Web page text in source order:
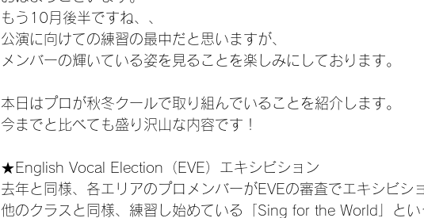
もう10月後半ですね、、
公演に向けての練習の最中だと思いますが、
メンバーの輝いている姿を見ることを楽しみにしております。
本日はプロが秋冬クールで取り組んでいることを紹介します。
今までと比べても盛り沢山な内容です！
★English Vocal Election（EVE）エキシビション
去年と同様、各エリアのプロメンバーがEVEの審査でエキシビシ
他のクラスと同様、練習し始めている「Sing for the World」とい